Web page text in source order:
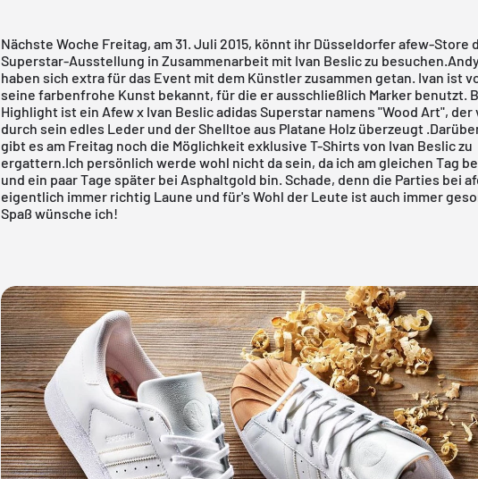
Nächste Woche Freitag, am 31. Juli 2015, könnt ihr Düsseldorferafew-Store
Superstar-Ausstellung in Zusammenarbeit mit Ivan Besliczu
haben sich extra für das Event mit dem Künstler zusammen getan. Ivan ist
seine farbenfrohe Kunst bekannt, für die er ausschließlich Marker benutzt.
Highlight ist ein Afew x Ivan Beslic adidas Superstar namens "Wood Art", der
durch sein edles Leder und der Shelltoe aus Platane Holz überzeugt
gibt es am Freitag noch die Möglichkeit exklusive T-Shirts von Ivan Beslic zu
ergattern.Ich persönlich werde wohl nicht da sein, da ich am gleichen Tag
und ein paar Tage später bei Asphaltgold bin. Schade, denn die Parties bei
eigentlich immer richtig Laune und für's Wohl der Leute ist auch immer
Spaß wünsche ich!